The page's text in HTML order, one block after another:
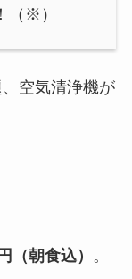
（※）
空気清浄機が
（朝食込） 。